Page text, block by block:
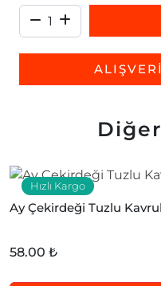
Hızlı Kargo
Ay Çekirdeği Tuzlu
58.00 ₺